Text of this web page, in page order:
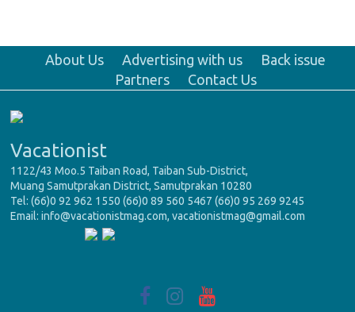
About Us Advertising with us
Back issue
Partners
Contact Us
Vacationist
1122/43 Moo.5 Taiban Road, Taiban Sub-District,
Muang Samutprakan District, Samutprakan 10280
Tel: (66)0 92 962 1550 (66)0 89 560 5467 (66)0 95 269 9245
Email: info@vacationistmag.com, vacationistmag@gmail.com